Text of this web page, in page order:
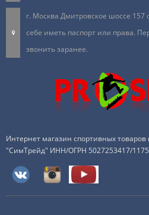
г. Москва Дмитровское шоссе
себе иметь паспорт или права.
звонить заранее.
Интернет магазин спортивных
"СимТрейд" ИНН/ОГРН 5027253417/